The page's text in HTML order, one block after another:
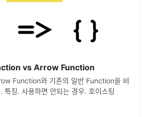
vs Arrow Function
Function와 기존의 일반 Function을 비
특징. 사용하면 안되는 경우. 호이스팅